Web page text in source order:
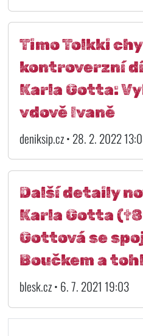
Timo Tolkki
kontroverzní
Karla Gotta:
vdově Ivaně
deniksip.cz • 28. 2. 2022
Další detaily
Karla Gotta
Gottová se
Boučkem a
blesk.cz • 6. 7. 2021 19:03